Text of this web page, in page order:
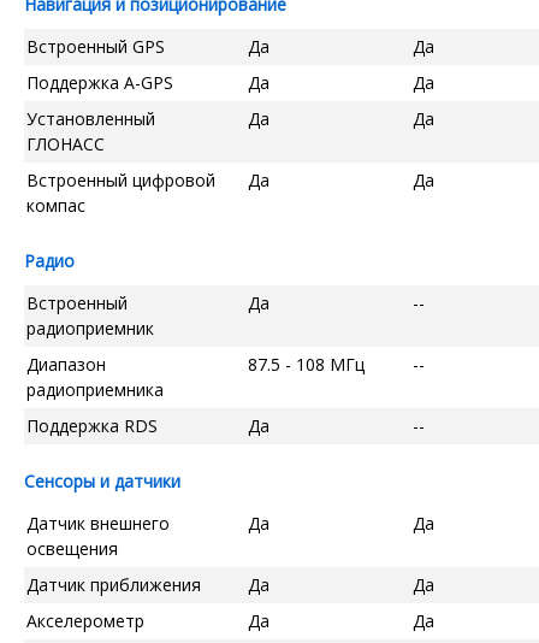
Встроенный GPS
Да
Да
Поддержка A-GPS
Да
Да
Установленный
ГЛОНАСС
Да Да
Встроенный цифровой
компас
Да Да
Радио
Встроенный
радиоприемник
Да --
Диапазон
радиоприемника
87.5 - 108 МГц --
Поддержка RDS Да --
Сенсоры и датчики
Датчик внешнего
освещения
Да Да
Датчик приближения Да
Да
Акселерометр
Да
Да